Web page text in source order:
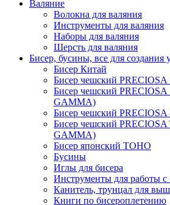
Валяние
Волокна для валяния
Инструменты для валяния
Наборы для валяния
Шерсть для валяния
Бисер, бусины, все для создания
Бисер Китай
Бисер чешский PRECIOSA
Бисер чешский PRECIOSA
GAMMA)
Бисер чешский PRECIOSA
Бисер чешский PRECIOSA
GAMMA)
Бисер японский TOHO
Бусины
Иглы для бисера
Инструменты для работы
Канитель, трунцал для
Книги по бисероплетению